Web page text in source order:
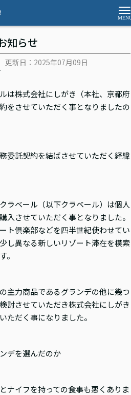
知らせ
更新日：2025年07月09日
は株式会社にしがき（本社、京都府
をさせていただく事となりましたの
委託契約を結ばさせていただく経緯
ラベール（以下クラベール）は個人
入させていただく事となりました。
ト倶楽部などを四半世紀使わせてい
し異なる新しいリゾート滞在を模索
。
主力商品であるグランデの他に幾つ
討させていただき株式会社にしがき
ただく事になりました。
デを選んだのか
ナイフを持っての食事も悪くありま